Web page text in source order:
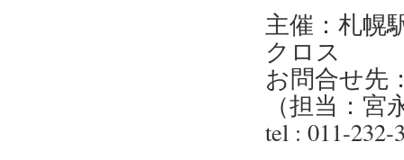
主催：札幌
クロス
お問合せ先
（担当：宮
tel : 011-232-